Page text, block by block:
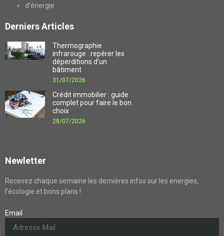
d’énergie
Derniers Articles
Thermographie
infrarouge : repérer les
déperditions d’un
bâtiment
31/07/2026
Crédit immobilier : guide
complet pour faire le bon
choix
28/07/2026
Newletter
Recevez chaque semaine les dernières infos sur les energies,
l’écologie et bons plans !
Email